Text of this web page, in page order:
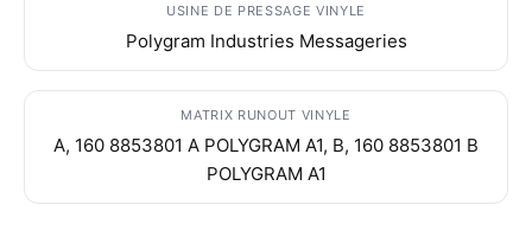
USINE DE PRESSAGE VINYLE
Polygram Industries Messageries
MATRIX RUNOUT VINYLE
A, 160 8853801 A POLYGRAM A1, B, 160 8853801 B
POLYGRAM A1